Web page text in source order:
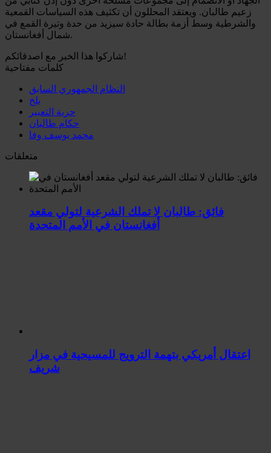
زعيم طالبان. ويعتقد المحللون أن تكثيف هذه السياسات القمعية
والشرطية وسط أزمة بطالة حادة سيزيد من حدة وتيرة القمع في
شمال أفغانستان.
شاركوا هذا الخبر مع اصدقائكم!
كلمات مفتاحية
النظام الجمهوري السابق
بلخ
حرية التعبير
حكام طالبان
محمد يوسف وفا
متعلقات
فائق: طالبان لا تملك الشرعية لتولي مقعد
أفغانستان في الأمم المتحدة
اعتقال أمريكي بتهمة الترويج للمسيحية في مزار
شريف